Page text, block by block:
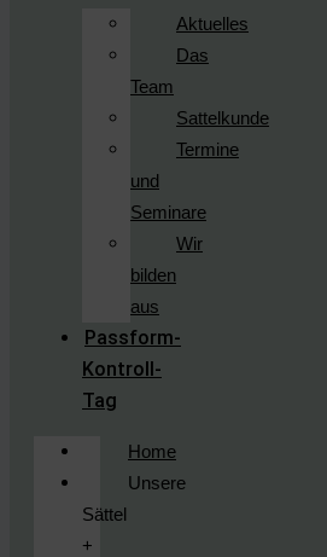
Aktuelles
Das
Team
Sattelkunde
Termine
und
Seminare
Wir
bilden
aus
Passform-
Kontroll-
Tag
Home
Unsere
Sättel
+